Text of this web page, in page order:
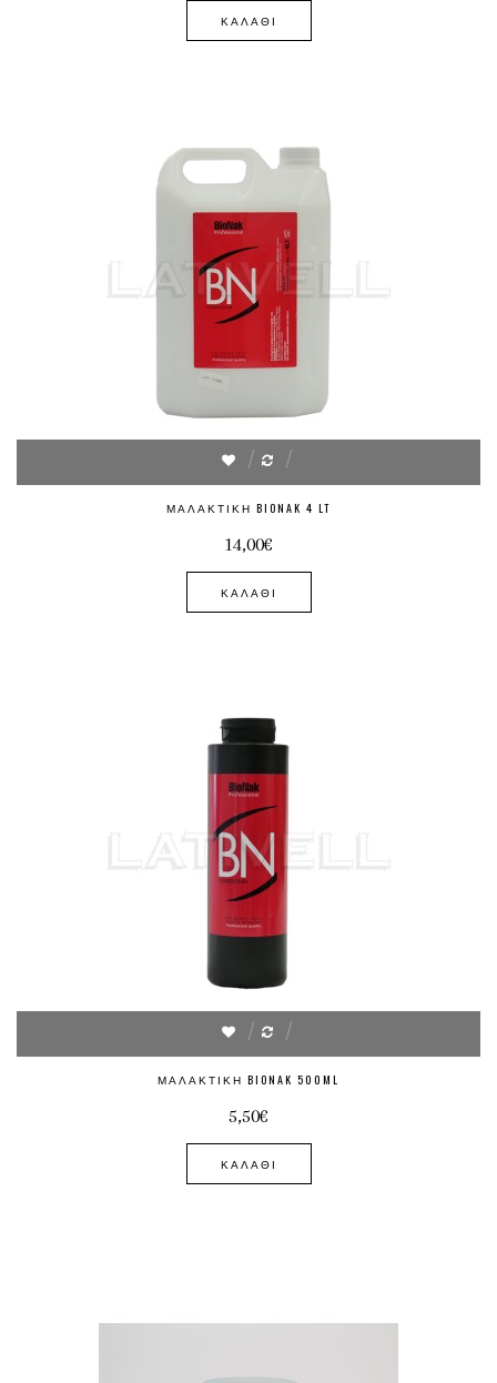
ΚΑΛΆΘΙ
ΜΑΛΑΚΤΙΚΉ BIONAK 4 LT
14,00€
ΚΑΛΆΘΙ
ΜΑΛΑΚΤΙΚΉ BIONAK 500ML
5,50€
ΚΑΛΆΘΙ